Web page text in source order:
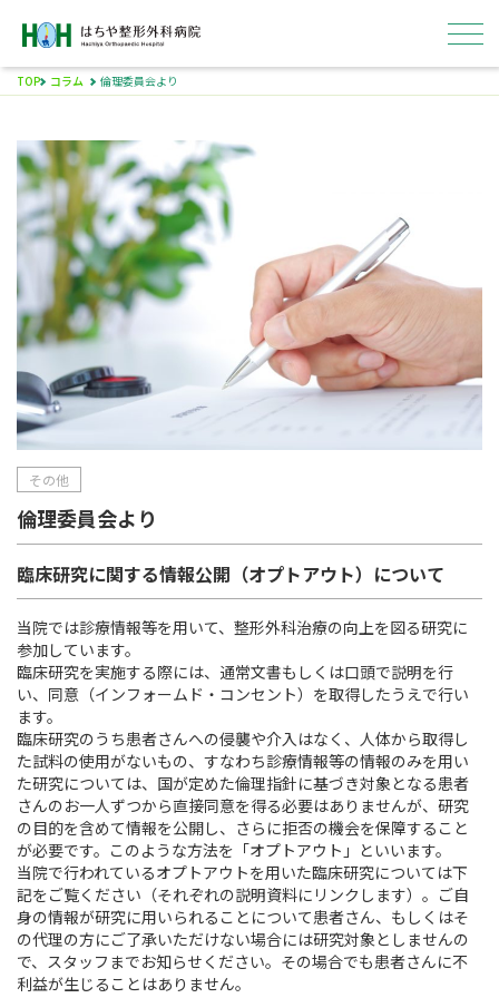
はちやについて
外来
入院
病院概要
採用情報
医療関係者の方へ
はちやの治療・手術について
お知らせ
よくあるご質問
交通アクセス
初診受付時間
月曜 - 金曜 9:00 - 12:00 / 14:30 - 17:00
[ 受付 8:45 - ]
土曜午後、日曜、祝日はお休みをいただいております
TOP コラム 倫理委員会より
その他
倫理委員会より
臨床研究に関する情報公開（オプトアウト）について
当院では診療情報等を用いて、整形外科治療の向上を図る研究に
参加しています。
臨床研究を実施する際には、通常文書もしくは口頭で説明を行
い、同意（インフォームド・コンセント）を取得したうえで行い
ます。
臨床研究のうち患者さんへの侵襲や介入はなく、人体から取得し
た試料の使用がないもの、すなわち診療情報等の情報のみを用い
た研究については、国が定めた倫理指針に基づき対象となる患者
さんのお一人ずつから直接同意を得る必要はありませんが、研究
の目的を含めて情報を公開し、さらに拒否の機会を保障すること
が必要です。このような方法を「オプトアウト」といいます。
当院で行われているオプトアウトを用いた臨床研究については下
記をご覧ください（それぞれの説明資料にリンクします）。ご自
身の情報が研究に用いられることについて患者さん、もしくはそ
の代理の方にご了承いただけない場合には研究対象としませんの
で、スタッフまでお知らせください。その場合でも患者さんに不
利益が生じることはありません。